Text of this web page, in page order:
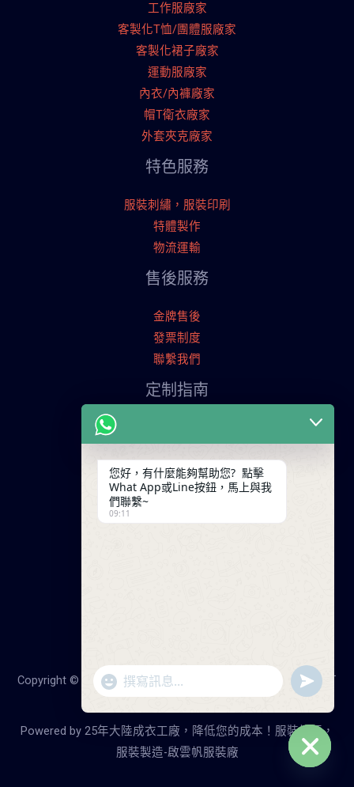
工作服廠家
客製化T恤/團體服廠家
客製化裙子廠家
運動服廠家
內衣/內褲廠家
帽T衛衣廠家
外套夾克廠家
特色服務
服裝刺繡，服裝印刷
特體製作
物流運輸
售後服務
金牌售後
發票制度
聯繫我們
定制指南
交易條款
聯繫我們
Copyright © 2026 25年大陸成衣工廠，降低您的成本！服裝打
版，服裝製造-啟雲帆服裝廠
Powered by 25年大陸成衣工廠，降低您的成本！服裝打版，
服裝製造-啟雲帆服裝廠
Hide
您好，有什麼能夠幫助您? 點擊
What App或Line按鈕，馬上與我
們聯繫~
09:11
"+chaty_settings.lang.emoji_picker+"
WhatsApp
Message